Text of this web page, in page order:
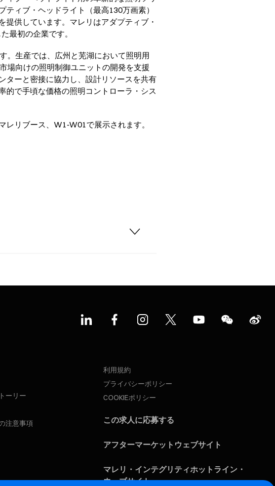
ィブ・ヘッドライト（最高130万画素）
供しています。マレリはアダプティブ・
最初の企業です。
。生産では、広州と芜湖において照明用
場向けの照明制御ユニットの開発を支援
ターと密接に協力し、設計リソースを共有
的で手頃な価格の照明コントローラ・シス
リブース、W1-W01で展示されます。
ーリー
注意事項
利用規約
プライバシーポリシー
COOKIEポリシー
この求人に応募する
アフターマーケットウェブサイト
マレリ・インテグリティホットライン・
ウェブサイト